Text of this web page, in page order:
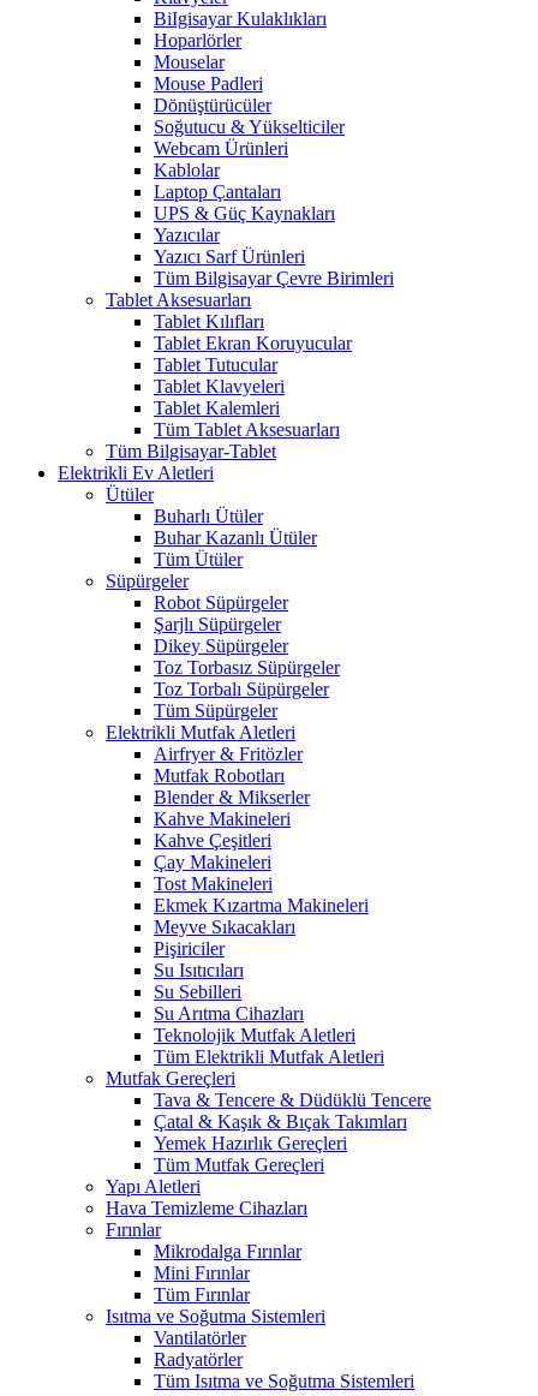
BiIgisayar Kulaklıkları
Hoparlörler
Mouselar
Mouse Padleri
Dönüştürücüler
Soğutucu & Yükselticiler
Webcam Ürünleri
Kablolar
Laptop Çantaları
UPS & Güç Kaynakları
Yazıcılar
Yazıcı Sarf Ürünleri
Tüm Bilgisayar Çevre Birimleri
Tablet Aksesuarları
Tablet Kılıfları
Tablet Ekran Koruyucular
Tablet Tutucular
Tablet Klavyeleri
Tablet Kalemleri
Tüm Tablet Aksesuarları
Tüm Bilgisayar-Tablet
Elektrikli Ev Aletleri
Ütüler
Buharlı Ütüler
Buhar Kazanlı Ütüler
Tüm Ütüler
Süpürgeler
Robot Süpürgeler
Şarjlı Süpürgeler
Dikey Süpürgeler
Toz Torbasız Süpürgeler
Toz Torbalı Süpürgeler
Tüm Süpürgeler
Elektrikli Mutfak Aletleri
Airfryer & Fritözler
Mutfak Robotları
Blender & Mikserler
Kahve Makineleri
Kahve Çeşitleri
Çay Makineleri
Tost Makineleri
Ekmek Kızartma Makineleri
Meyve Sıkacakları
Pişiriciler
Su Isıtıcıları
Su Sebilleri
Su Arıtma Cihazları
Teknolojik Mutfak Aletleri
Tüm Elektrikli Mutfak Aletleri
Mutfak Gereçleri
Tava & Tencere & Düdüklü Tencere
Çatal & Kaşık & Bıçak Takımları
Yemek Hazırlık Gereçleri
Tüm Mutfak Gereçleri
Yapı Aletleri
Hava Temizleme Cihazları
Fırınlar
Mikrodalga Fırınlar
Mini Fırınlar
Tüm Fırınlar
Isıtma ve Soğutma Sistemleri
Vantilatörler
Radyatörler
Tüm Isıtma ve Soğutma Sistemleri